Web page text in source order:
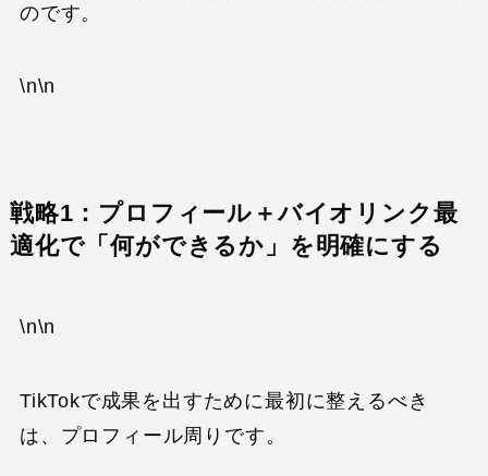
のです。
\n\n
戦略1：プロフィール＋バイオリンク最
適化で「何ができるか」を明確にする
\n\n
TikTokで成果を出すために最初に整えるべき
は、プロフィール周りです。